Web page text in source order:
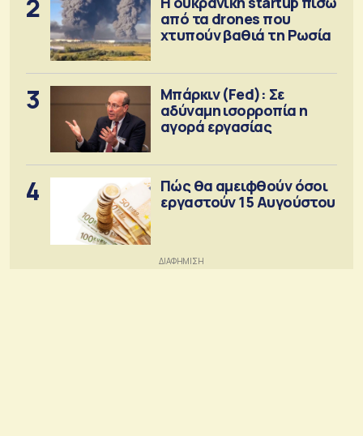
2
από τα drones που
χτυπούν βαθιά τη Ρωσία
3
Μπάρκιν (Fed): Σε
αδύναμη ισορροπία η
αγορά εργασίας
4
Πώς θα αμειφθούν όσοι
εργαστούν 15 Αυγούστου